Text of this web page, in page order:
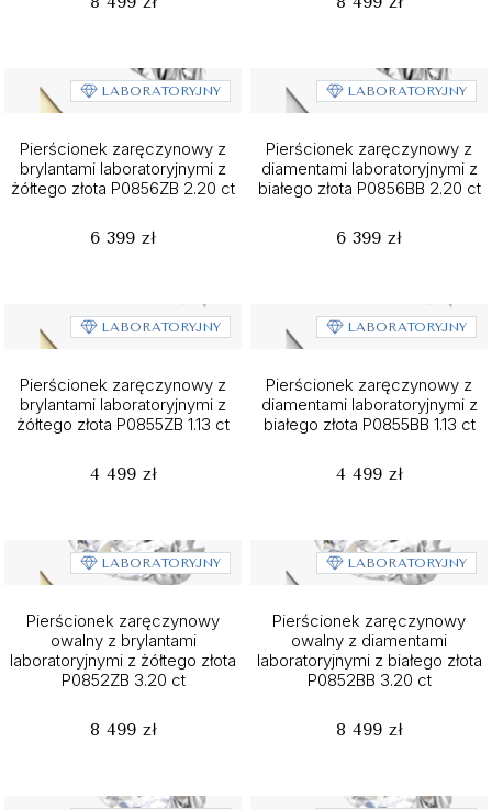
LABORATORYJNY
Pierścionek zaręczynowy z
brylantami laboratoryjnymi z
żółtego złota P0856ZB 2.20 ct
6 399 zł
LABORATORYJNY
Pierścionek zaręczynowy z
diamentami laboratoryjnymi z
białego złota P0856BB 2.20 ct
6 399 zł
LABORATORYJNY
Pierścionek zaręczynowy z
brylantami laboratoryjnymi z
żółtego złota P0855ZB 1.13 ct
4 499 zł
LABORATORYJNY
Pierścionek zaręczynowy z
diamentami laboratoryjnymi z
białego złota P0855BB 1.13 ct
4 499 zł
LABORATORYJNY
Pierścionek zaręczynowy
owalny z brylantami
laboratoryjnymi z żółtego złota
P0852ZB 3.20 ct
8 499 zł
LABORATORYJNY
Pierścionek zaręczynowy
owalny z diamentami
laboratoryjnymi z białego złota
P0852BB 3.20 ct
8 499 zł